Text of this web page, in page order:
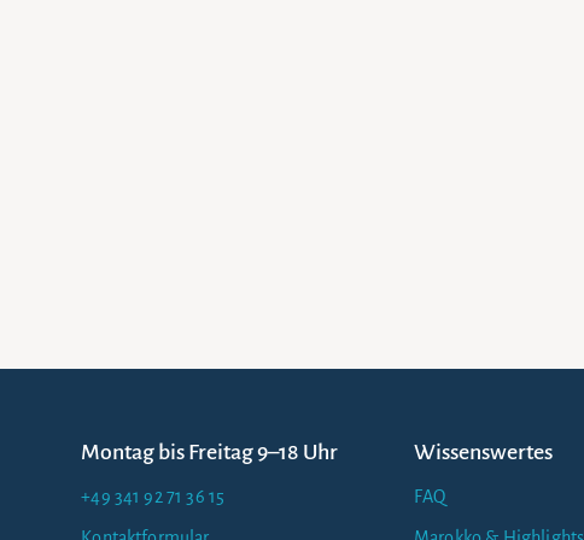
Montag bis Freitag 9–18 Uhr
+49 341 92 71 36 15
Wissenswertes
FAQ